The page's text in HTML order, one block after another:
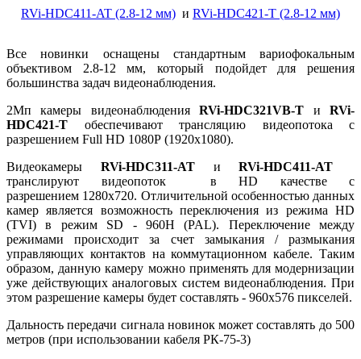
RVi-HDC411-AT (2.8-12 мм) и RVi-HDC421-T (2.8-12 мм)
Все новинки оснащены стандартным вариофокальным
объективом 2.8-12 мм, который подойдет для решения
большинства задач видеонаблюдения.
2Мп камеры видеонаблюденияRVi-HDC321VB-T иRVi-
HDC421-T обеспечивают трансляцию видеопотока с
разрешением Full HD 1080P (1920x1080).
Видеокамеры RVi-HDC311-ATиRVi-HDC411-AT
транслируют видеопоток в HD качестве с
разрешением 1280х720. Отличительной особенностью данных
камер является возможность переключения из режима HD
(TVI) в режим SD - 960H (PAL). Переключение между
режимами происходит за счет замыкания / размыкания
управляющих контактов на коммутационном кабеле. Таким
образом, данную камеру можно применять для модернизации
уже действующих аналоговых систем видеонаблюдения. При
этом разрешение камеры будет составлять - 960х576 пикселей.
Дальность передачи сигнала новинок может составлять до 500
метров (при использовании кабеля РК-75-3)